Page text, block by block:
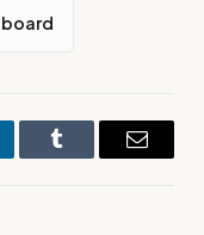
Tumblr
E-